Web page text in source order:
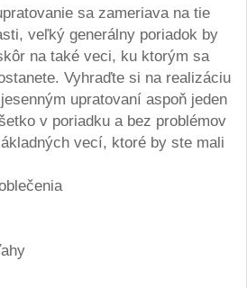
sa zameriava na tie
veľký generálny poriadok by
na také veci, ku ktorým sa
Vyhraďte si na realizáciu
upratovaní aspoň jeden
v poriadku a bez problémov
vecí, ktoré by ste mali